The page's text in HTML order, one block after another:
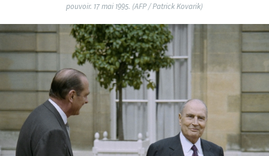
pouvoir. 17 mai 1995. (AFP / Patrick Kovarik)